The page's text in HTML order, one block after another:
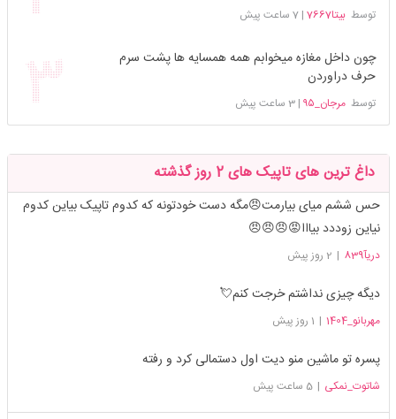
توسطبیتا7667 |7 ساعت پیش
چون داخل مغازه میخوابم همه همسایه ها پشت سرم
حرف دراوردن
توسطمرجان_۹۵ |3 ساعت پیش
داغ ترین های تاپیک های 2 روز گذشته
حس ششم میای بیارمت😠مگه دست خودتونه که کدوم تاپیک بیاین کدوم
نیاین زوددد بیااا😡😠😠😠
دریآ839 | 2 روز پیش
دیگه چیزی نداشتم خرجت کنم💘
مهربانو_1404 | 1 روز پیش
پسره تو ماشین منو دیت اول دستمالی کرد و رفته
شاتوت_نمکی | 5 ساعت پیش